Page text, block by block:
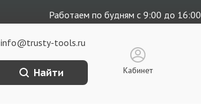
Работаем по будням с 9:00 до 16:00
info@trusty-tools.ru
Найти Кабинет